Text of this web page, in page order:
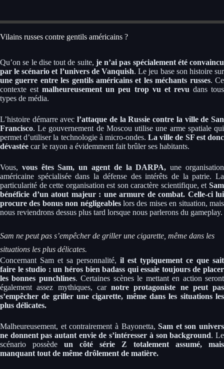
Vilains russes contre gentils américains ?
Qu’on se le dise tout de suite, je n’ai pas spécialement été convaincu
par le scénario et l’univers de Vanquish. Le jeu base son histoire sur
une guerre entre les gentils américains et les méchants russes. Ce
contexte estmalheureusement un peu trop vu et revu dans tous
types de média.
L’histoire démarre avecl’attaque de la Russie contre la ville de San
Francisco. Le gouvernement de Moscou utilise une arme spatiale qui
permet d’utiliser la technologie à micro-ondes.La ville de SF est donc
dévastée car le rayon a évidemment fait brûler ses habitants.
Vous, vous êtes Sam, un agent de la DARPA, une organisation
américaine spécialisée dans la défense des intérêts de la patrie. La
particularité de cette organisation est son caractère scientifique, et Sam
bénéficie d’un atout majeur : une armure de combat. Celle-ci lui
procure des bonus non négligeableslors des mises en situation, mais
nous reviendrons dessus plus tard lorsque nous parlerons du gameplay.
Sam ne peut pas s’empêcher de griller une cigarette, même dans les
situations les plus délicates.
Concernant Sam et sa personnalité, il est typiquement ce que sait
faire le studio : un héros bien badass qui essaie toujours de placer
les bonnes punchlines. Certaines scènes le mettant en action seront
également assez mythiques, car notre protagoniste ne peut pas
s’empêcher de griller une cigarette, même dans les situations les
plus délicates.
Malheureusement, et contrairement à Bayonetta, Sam et son univers
ne donnent pas autant envie de s’intéresser à son background. Le
scénario possède un côté série Z totalement assumé, mais
manquant tout de même drôlement de matière.